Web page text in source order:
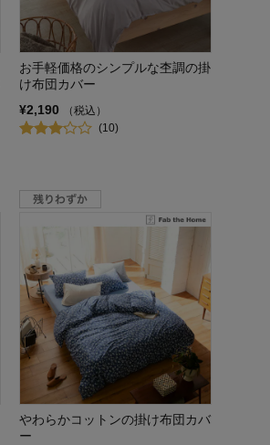
お手軽価格のシンプルな杢調の掛
け布団カバー
¥2,190
（税込）
(10)
やわらかコットンの掛け布団カバ
ー